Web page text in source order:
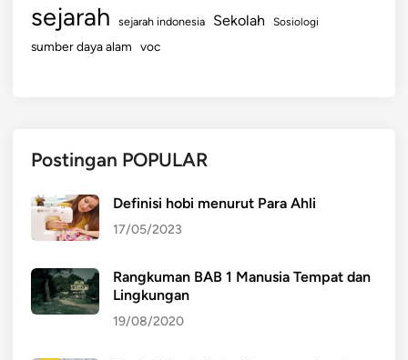
sejarah sejarah indonesia Sekolah Sosiologi
sumber daya alam voc
Postingan POPULAR
Definisi hobi menurut Para Ahli
17/05/2023
Rangkuman BAB 1 Manusia Tempat dan
Lingkungan
19/08/2020